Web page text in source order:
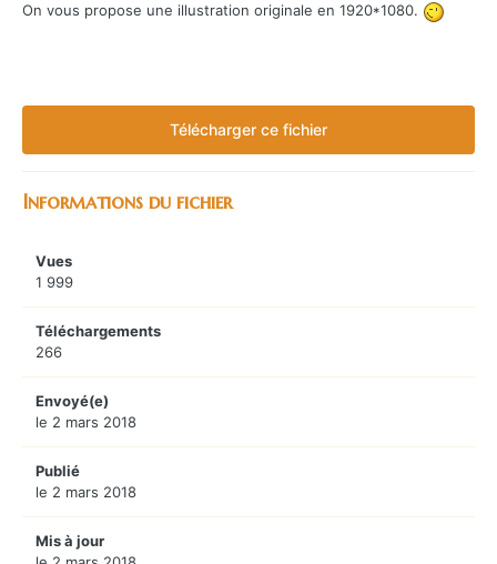
On vous propose une illustration originale en 1920*1080.
Télécharger ce fichier
Informations du fichier
Vues
1 999
Téléchargements
266
Envoyé(e)
le 2 mars 2018
Publié
le 2 mars 2018
Mis à jour